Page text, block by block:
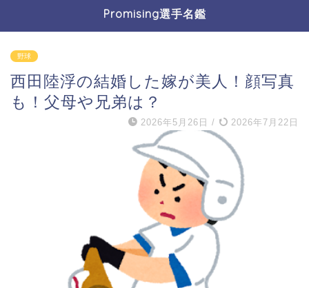
Promising選手名鑑
野球
西田陸浮の結婚した嫁が美人！顔写真
も！父母や兄弟は？
2026年5月26日 / 2026年7月22日